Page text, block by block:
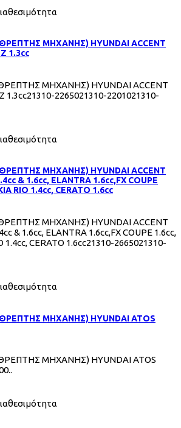
ΜΗΧΑΝΗΣ) HYUNDAI ACCENT
1.3cc
ΜΗΧΑΝΗΣ) HYUNDAI ACCENT
1.3cc21310-2265021310-2201021310-
ΜΗΧΑΝΗΣ) HYUNDAI ACCENT
& 1.6cc, ELANTRA 1.6cc,FX COUPE
RIO 1.4cc, CERATO 1.6cc
ΜΗΧΑΝΗΣ) HYUNDAI ACCENT
& 1.6cc, ELANTRA 1.6cc,FX COUPE 1.6cc,
1.4cc, CERATO 1.6cc21310-2665021310-
ΜΗΧΑΝΗΣ) HYUNDAI ATOS
ΜΗΧΑΝΗΣ) HYUNDAI ATOS